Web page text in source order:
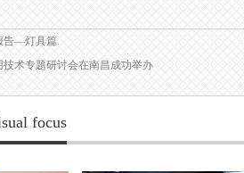
告—灯具篇.
术专题研讨会在南昌成功举办